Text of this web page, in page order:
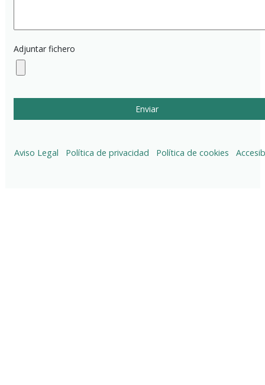
Adjuntar fichero
Aviso Legal Política de privacidad Política de cookies